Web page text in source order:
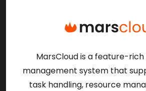
MarsCloud is a feature-
management system that
task handling, resource